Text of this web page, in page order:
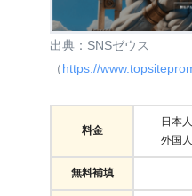
出典：SNSゼウス
（https://
料金
日本
外国
無料補填